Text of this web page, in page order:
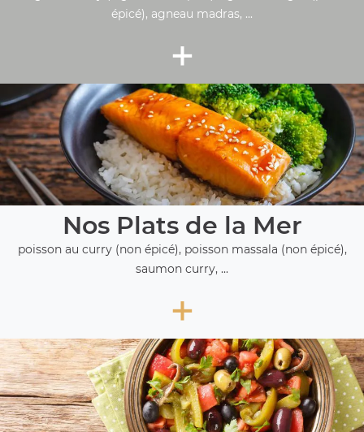
épicé), agneau madras, ...
+
Nos Plats de la Mer
poisson au curry (non épicé), poisson massala (non épicé),
saumon curry, ...
+